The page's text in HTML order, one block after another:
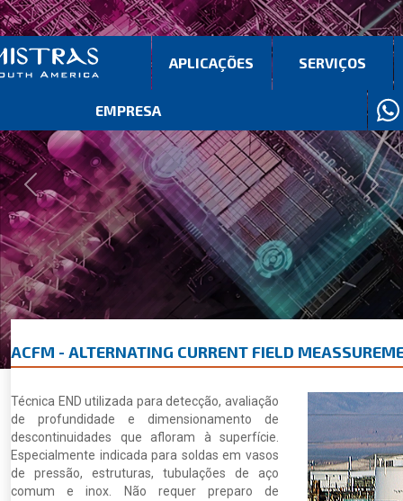
Previous Next
APLICAÇÕES SERVIÇOS
EMPRESA
ACFM - ALTERNATING CURRENT FIELD
Técnica END utilizada para detecção, avaliação
de profundidade e dimensionamento de
descontinuidades que afloram à superfície.
Especialmente indicada para soldas em vasos
de pressão, estruturas, tubulações de aço
comum e inox. Não requer preparo de